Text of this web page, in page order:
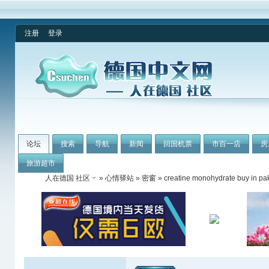
注册 登录
论坛 搜索 导航 新闻 回国机票 市百一店
旅游超市
人在德国 社区
» 心情驿站 » 密窗 » creatine monohydrate buy in